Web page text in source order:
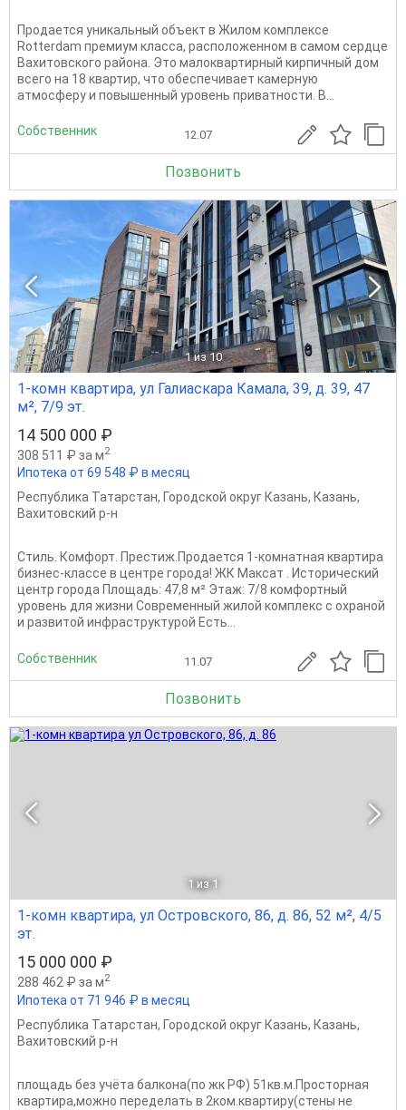
Продается уникальный объект в Жилом комплексе
Rotterdam премиум класса, расположенном в самом сердце
Вахитовского района. Это малоквартирный кирпичный дом
всего на 18 квартир, что обеспечивает камерную
атмосферу и повышенный уровень приватности. В...
Собственник 12.07
Позвонить
1 из 10
1-комн квартира, ул Галиаскара Камала, 39, д. 39, 47
м², 7/9 эт.
14 500 000 ₽
308 511 ₽ за м2
Ипотека от 69 548 ₽ в месяц
Республика Татарстан, Городской округ Казань, Казань,
Вахитовский р-н
Стиль. Комфорт. Престиж.Продается 1-комнатная квартира
бизнес-классе в центре города! ЖК Максат . Исторический
центр города Площадь: 47,8 м² Этаж: 7/8 комфортный
уровень для жизни Современный жилой комплекс с охраной
и развитой инфраструктурой Есть...
Собственник 11.07
Позвонить
1 из 1
1-комн квартира, ул Островского, 86, д. 86, 52 м², 4/5
эт.
15 000 000 ₽
288 462 ₽ за м2
Ипотека от 71 946 ₽ в месяц
Республика Татарстан, Городской округ Казань, Казань,
Вахитовский р-н
площадь без учёта балкона(по жк РФ) 51кв.м.Просторная
квартира,можно переделать в 2ком.квартиру(стены не